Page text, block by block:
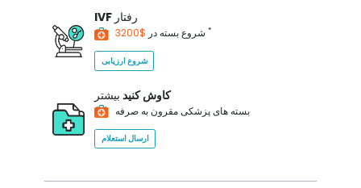
IVF رفتار
شروع بسته در *
شروع ارزیابی
کاوش کنید بیشتر
بسته های پزشکی مقرون به صرفه
ارسال استعلام